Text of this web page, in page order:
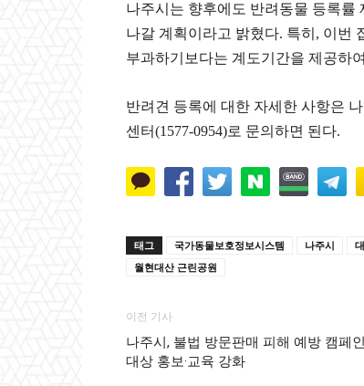
나주시는 향후에도 반려동물 등록률
나갈 계획이라고 밝혔다. 특히, 이번
부과하기보다는 계도기간을 제공하
반려견 등록에 대한 자세한 사항은
센터(1577-0954)로 문의하면 된다.
태그 국가동물보호정보시스템 나주시
월현대산 근린공원
이전 기사
나주시, 불법 방문판매 피해 예방 캠페
대상 홍보·교육 강화